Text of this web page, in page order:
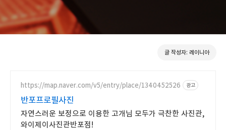
글 작성자: 레이니아
https://map.naver.com/v5/entry/place/1340452526 광고
반포프로필사진
자연스러운 보정으로 이용한 고개님 모두가 극찬한 사진관,
와이제이사진관반포점!